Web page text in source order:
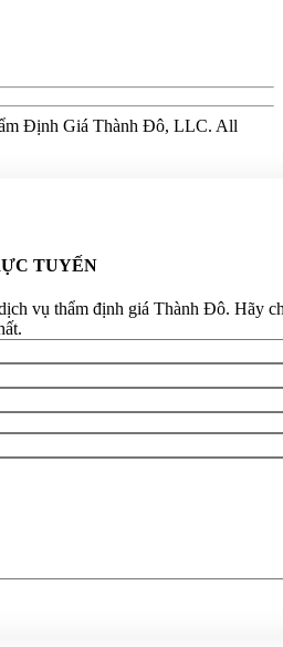
Định Giá Thành Đô, LLC. All
TUYẾN
vụ thẩm định giá Thành Đô. Hãy